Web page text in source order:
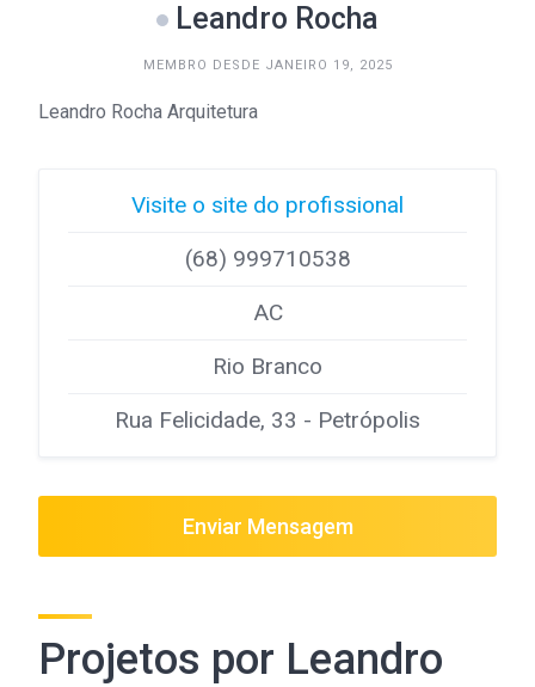
Leandro Rocha
MEMBRO DESDE JANEIRO 19, 2025
Leandro Rocha Arquitetura
Visite o site do profissional
(68) 999710538
AC
Rio Branco
Rua Felicidade, 33 - Petrópolis
Enviar Mensagem
Projetos por Leandro